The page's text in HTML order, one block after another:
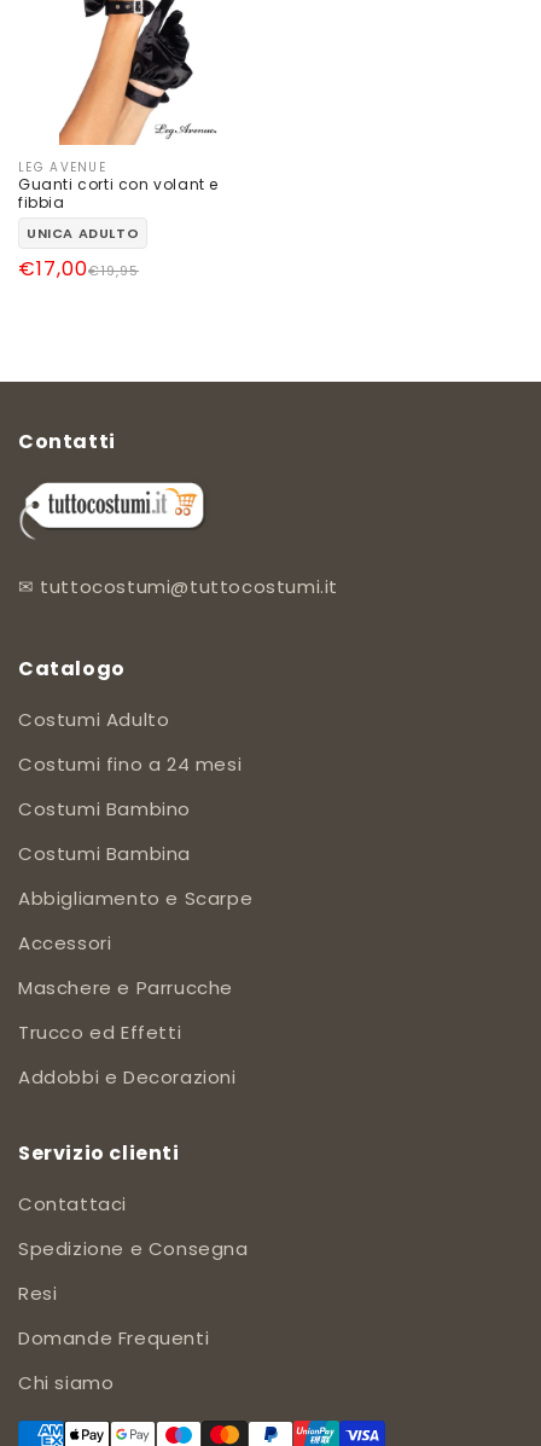
Produttore:
LEG AVENUE
Guanti corti con volant e
fibbia
UNICA ADULTO
Prezzo€19,95
Prezzo
€17,00
Contatti
✉ tuttocostumi@tuttocostumi.it
Catalogo
Costumi Adulto
Costumi fino a 24 mesi
Costumi Bambino
Costumi Bambina
Abbigliamento e Scarpe
Accessori
Maschere e Parrucche
Trucco ed Effetti
Addobbi e Decorazioni
Servizio clienti
Contattaci
Spedizione e Consegna
Resi
Domande Frequenti
Chi siamo